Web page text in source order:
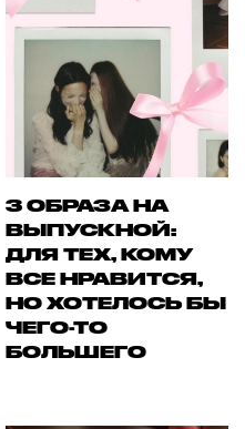
3 ОБРАЗА НА
ВЫПУСКНОЙ:
ДЛЯ ТЕХ, КОМУ
ВСЕ НРАВИТСЯ,
НО ХОТЕЛОСЬ БЫ
ЧЕГО-ТО
БОЛЬШЕГО